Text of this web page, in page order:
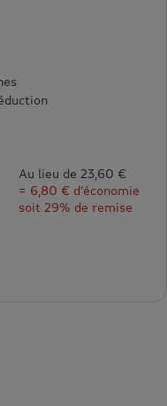
Au lieu de 23,60 €
= 6,80 € d’économie
soit 29% de remise